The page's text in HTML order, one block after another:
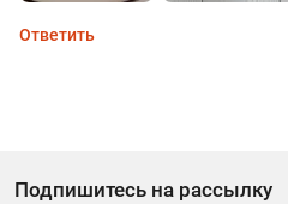
Ответить
Подпишитесь на рассылку